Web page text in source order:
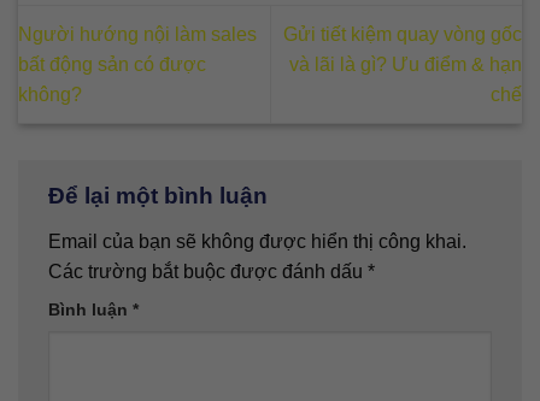
Người hướng nội làm sales
bất động sản có được
không?
Gửi tiết kiệm quay vòng gốc
và lãi là gì? Ưu điểm & hạn
chế
Để lại một bình luận
Email của bạn sẽ không được hiển thị công khai.
Các trường bắt buộc được đánh dấu *
Bình luận *